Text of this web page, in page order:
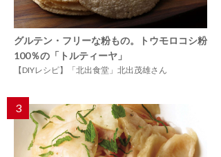
グルテン・フリーな粉もの。トウモロコシ粉
100％の「トルティーヤ」
【DIYレシピ】「北出食堂」北出茂雄さん
3